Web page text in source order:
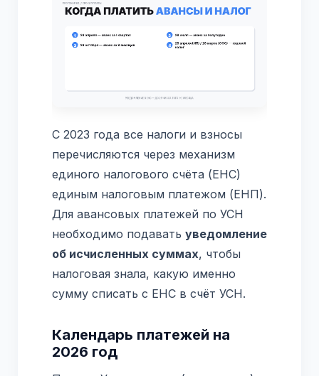
С 2023 года все налоги и взносы
перечисляются через механизм
единого налогового счёта (ЕНС)
единым налоговым платежом (ЕНП).
Для авансовых платежей по УСН
необходимо подавать уведомление
об исчисленных суммах, чтобы
налоговая знала, какую именно
сумму списать с ЕНС в счёт УСН.
Календарь платежей на
2026 год